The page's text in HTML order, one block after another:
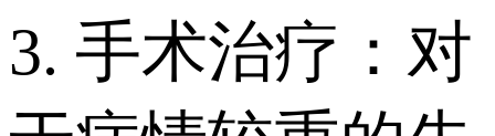
3. 手术治疗：对